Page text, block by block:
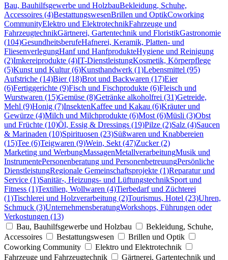
Bau, Bauhilfsgewerbe und HolzbauBekleidung, Schuhe,
Accessoires (4)BestattungswesenBrillen und OptikCoworking
CommunityElektro und ElektrotechnikFahrzeuge und
FahrzeugtechnikGärtnerei, Gartentechnik und FloristikGastronomie
(104)GesundheitsberufeHafnerei, Keramik, Platten- und
FliesenverlegungHanf und HanfprodukteHygiene und Reinigung
(2)Imkereiprodukte (4)IT-DienstleistungKosmetik, Körperpflege
(5)Kunst und Kultur (6)Kunsthandwerk (1)Lebensmittel (95)
Aufstriche (14)Bier (18)Brot und Backwaren (17)Eier
(6)Fertiggerichte (9)Fisch und Fischprodukte (6)Fleisch und
Wurstwaren (15)Gemüse (8)Getränke alkoholfrei (31)Getreide,
Mehl (9)Honig (7)InsektenKaffee und Kakau (6)Kräuter und
Gewürze (4)Milch und Milchprodukte (6)Most (6)Müsli (3)Obst
und Früchte (10)Öl, Essig & Dressings (19)Pilze (2)Salz (4)Saucen
& Marinaden (10)Spirituosen (23)Süßwaren und Knabbereien
(15)Tee (6)Teigwaren (9)Wein, Sekt (47)Zucker (2)
Marketing und WerbungMassagenMetallverarbeitungMusik und
InstrumentePersonenberatung und PersonenbetreuungPersönliche
DienstleistungRegionale Gemeinschaftsprojekte (1)Reparatur und
Service (1)Sanitär-, Heizungs- und LüftungstechnikSport und
Fitness (1)Textilien, Wollwaren (4)Tierbedarf und Züchterei
(1)Tischlerei und Holzverarbeitung (2)Tourismus, Hotel (23)Uhren,
Schmuck (3)UnternehmensberatungWorkshops, Führungen oder
Verkostungen (13)
Bau, Bauhilfsgewerbe und Holzbau
Bekleidung, Schuhe,
Accessoires
Bestattungswesen
Brillen und Optik
Coworking Community
Elektro und Elektrotechnik
Fahrzeuge und Fahrzeugtechnik
Gärtnerei, Gartentechnik und